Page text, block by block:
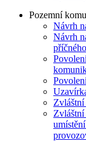
Pozemní
Návrh
Návrh
Zvláštní
Zvláštní